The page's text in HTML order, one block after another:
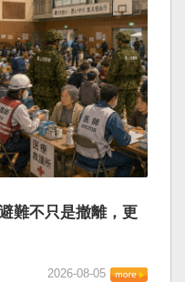
難不只是撤離，更
2026-08-05